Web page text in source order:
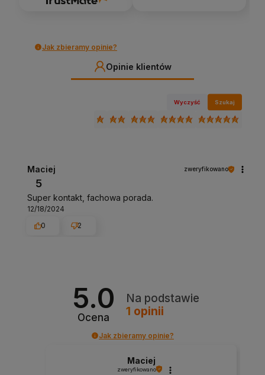
Jak zbieramy opinie?
Opinie klientów
Wyczyść Szukaj
Maciej zweryfikowano
5
Super kontakt, fachowa porada.
12/18/2024
0
2
5.0
Ocena
Na podstawie
1 opinii
Jak zbieramy opinie?
Maciej
zweryfikowano